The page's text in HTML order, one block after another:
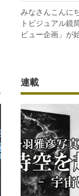
みなさんこんに
トビジュアル鏡
ビュー企画」が
連載